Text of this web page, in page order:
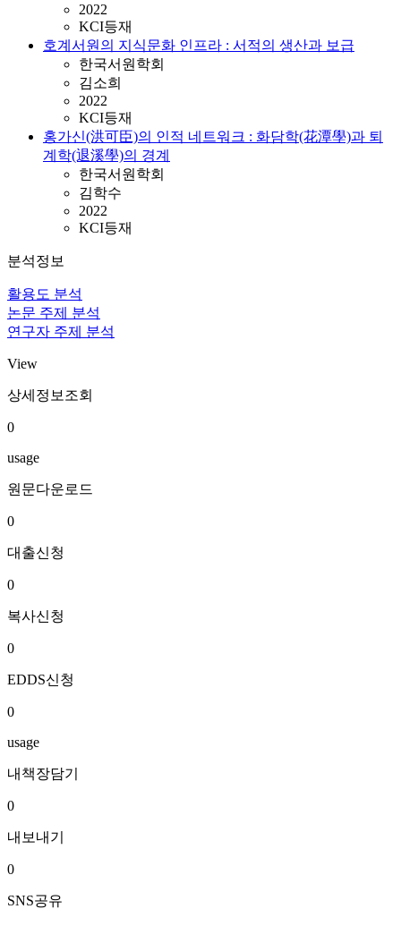
2022
KCI등재
호계서원의 지식문화 인프라 : 서적의 생산과 보급
한국서원학회
김소희
2022
KCI등재
홍가신(洪可臣)의 인적 네트워크 : 화담학(花潭學)과 퇴
계학(退溪學)의 경계
한국서원학회
김학수
2022
KCI등재
분석정보
활용도 분석
논문 주제 분석
연구자 주제 분석
View
상세정보조회
0
usage
원문다운로드
0
대출신청
0
복사신청
0
EDDS신청
0
usage
내책장담기
0
내보내기
0
SNS공유